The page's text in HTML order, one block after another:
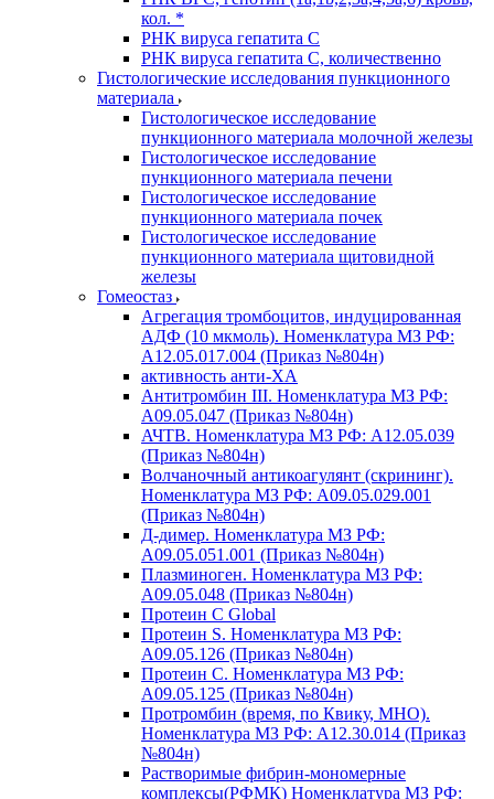
кол. *
РНК вируса гепатита C
РНК вируса гепатита C, количественно
Гистологические исследования пункционного
материала
Гистологическое исследование
пункционного материала молочной железы
Гистологическое исследование
пункционного материала печени
Гистологическое исследование
пункционного материала почек
Гистологическое исследование
пункционного материала щитовидной
железы
Гомеостаз
Агрегация тромбоцитов, индуцированная
АДФ (10 мкмоль). Номенклатура МЗ РФ:
A12.05.017.004 (Приказ №804н)
активность анти-ХА
Антитромбин III. Номенклатура МЗ РФ:
A09.05.047 (Приказ №804н)
АЧТВ. Номенклатура МЗ РФ: A12.05.039
(Приказ №804н)
Волчаночный антикоагулянт (скрининг).
Номенклатура МЗ РФ: A09.05.029.001
(Приказ №804н)
Д-димер. Номенклатура МЗ РФ:
A09.05.051.001 (Приказ №804н)
Плазминоген. Номенклатура МЗ РФ:
A09.05.048 (Приказ №804н)
Протеин C Global
Протеин S. Номенклатура МЗ РФ:
A09.05.126 (Приказ №804н)
Протеин С. Номенклатура МЗ РФ:
A09.05.125 (Приказ №804н)
Протромбин (время, по Квику, МНО).
Номенклатура МЗ РФ: A12.30.014 (Приказ
№804н)
Растворимые фибрин-мономерные
комплексы(РФМК) Номенклатура МЗ РФ: